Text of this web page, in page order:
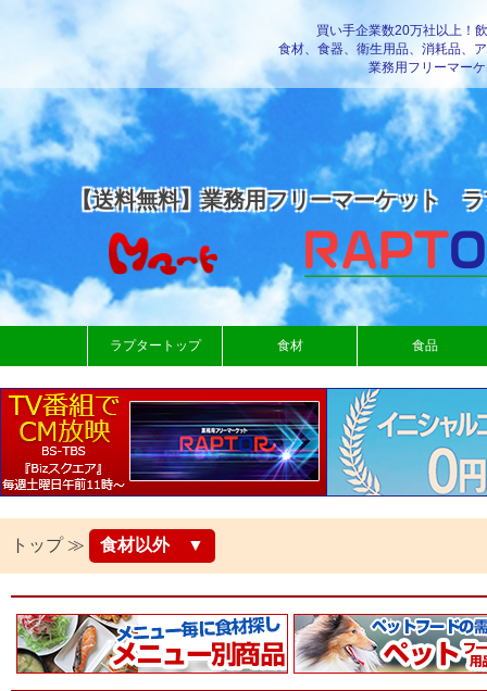
買い手企業数20万社以上！
食材、食器、衛生用品、消耗品、
業務用フリーマー
【送料無料】業務用フリーマーケット
ラプタートップ 食材 食品
トップ ≫ 食材以外 ▼